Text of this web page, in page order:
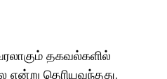
தகவல்களில்
தெரியவந்தது.